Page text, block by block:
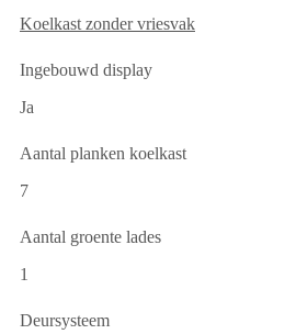
Koelkast zonder vriesvak
Ingebouwd display
Ja
Aantal planken koelkast
7
Aantal groente lades
1
Deursysteem